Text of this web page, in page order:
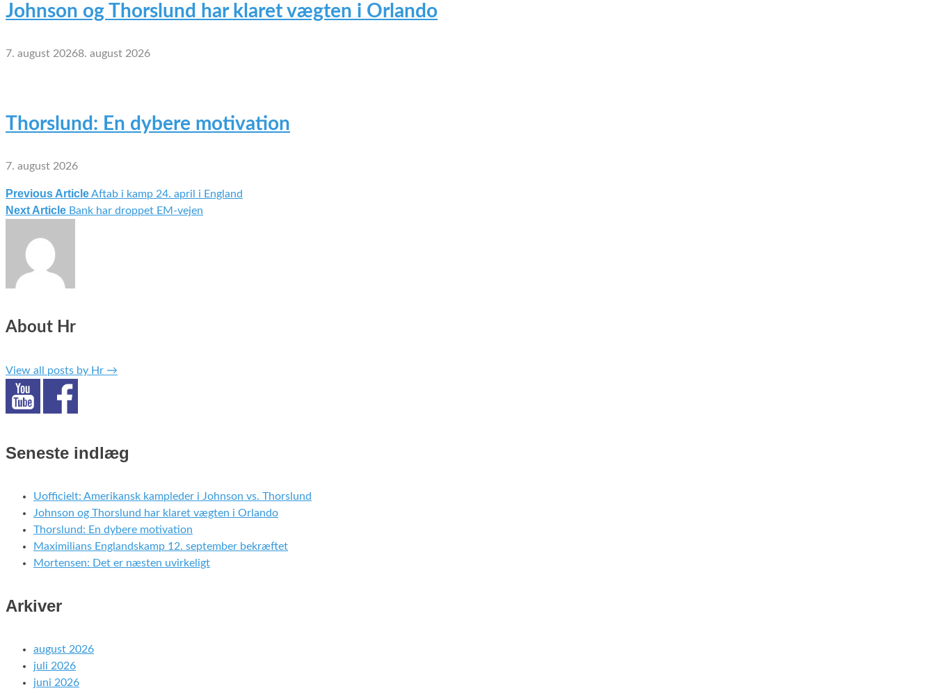
Johnson og Thorslund har klaret vægten i Orlando
7. august 20268. august 2026
Thorslund: En dybere motivation
7. august 2026
Indlægsnavigation
Previous ArticleAftab i kamp 24. april i England
Next Article Bank har droppet EM-vejen
About Hr
View all posts by Hr →
Seneste indlæg
Uofficielt: Amerikansk kampleder i Johnson vs. Thorslund
Johnson og Thorslund har klaret vægten i Orlando
Thorslund: En dybere motivation
Maximilians Englandskamp 12. september bekræftet
Mortensen: Det er næsten uvirkeligt
Arkiver
august 2026
juli 2026
juni 2026